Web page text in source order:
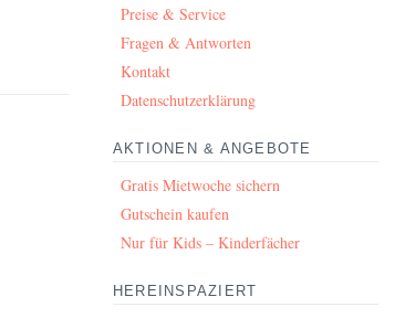
Preise & Service
Fragen & Antworten
Kontakt
Datenschutzerklärung
AKTIONEN & ANGEBOTE
Gratis Mietwoche sichern
Gutschein kaufen
Nur für Kids – Kinderfächer
HEREINSPAZIERT